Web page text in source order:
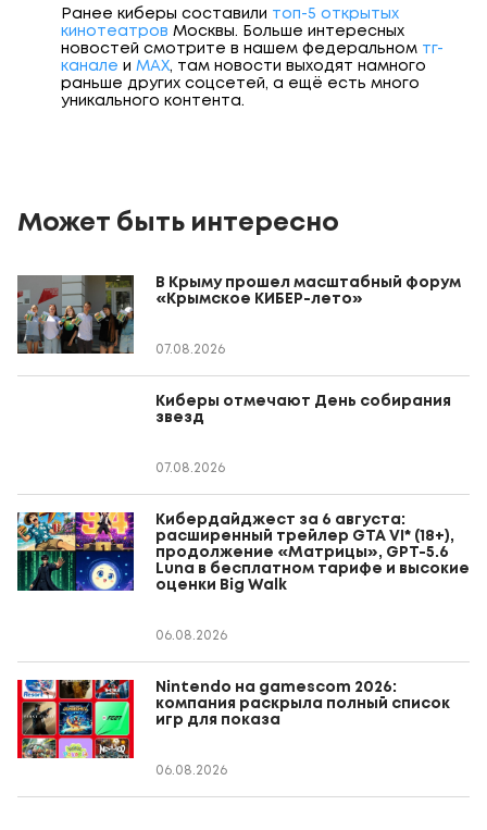
Ранее киберы составили топ-5 открытых
кинотеатров Москвы. Больше интересных
новостей смотрите в нашем федеральном тг-
канале и МАХ, там новости выходят намного
раньше других соцсетей, а ещё есть много
уникального контента.
Может быть интересно
В Крыму прошел масштабный форум
«Крымское КИБЕР-лето»
07.08.2026
Киберы отмечают День собирания
звезд
07.08.2026
Кибердайджест за 6 августа:
расширенный трейлер GTA VI* (18+),
продолжение «Матрицы», GPT-5.6
Luna в бесплатном тарифе и высокие
оценки Big Walk
06.08.2026
Nintendo на gamescom 2026:
компания раскрыла полный список
игр для показа
06.08.2026